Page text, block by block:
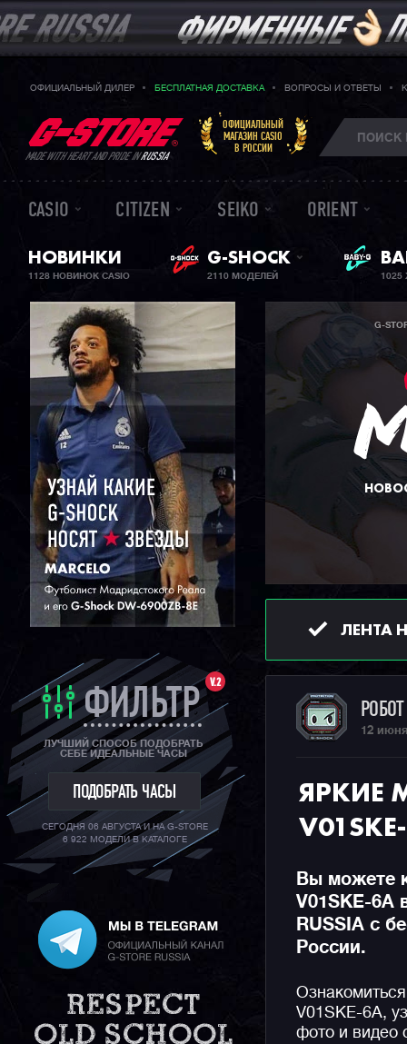
ОФИЦИАЛЬНЫЙ ДИЛЕР БЕСПЛАТНАЯ ДОСТАВКА ВОПРОСЫ И ОТВЕТЫ
MADE WITH HEART AND PRIDE INRUSSIA
ОФИЦИАЛЬНЫЙ
МАГАЗИН CASIO
В РОССИИ
CASIO CITIZEN SEIKO ORIENT
НОВИНКИ
1128 НОВИНОК CASIO
G-SHOCK
2110 МОДЕЛЕЙ
V.2
ФИЛЬТР
ЛУЧШИЙ СПОСОБ ПОДОБРАТЬ
СЕБЕ ИДЕАЛЬНЫЕ ЧАСЫ
ПОДОБРАТЬ ЧАСЫ
СЕГОДНЯ 06 АВГУСТА И НА G-STORE
6 922 МОДЕЛИ В КАТАЛОГЕ
G-
ЛЕНТА
12
ЯРКИЕ
Вы можете
V01SKE-6A
RUSSIA с
России.
V01SKE-6A,
фото и видео